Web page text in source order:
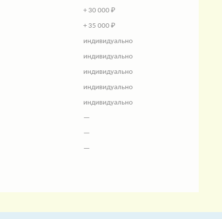
+ 30 000 ₽
+ 35 000 ₽
индивидуально
индивидуально
индивидуально
индивидуально
индивидуально
—
—
—